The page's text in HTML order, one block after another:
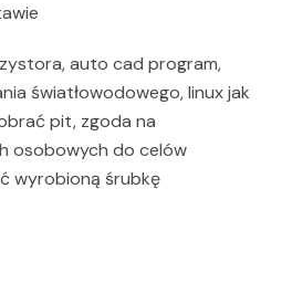
auto cad program,
światłowodowego, linux jak
pit, zgoda na
osobowych do celów
wyrobioną śrubkę